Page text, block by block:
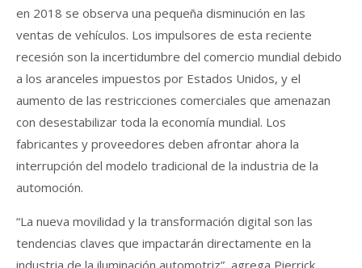
en 2018 se observa una pequeña disminución en las
ventas de vehículos. Los impulsores de esta reciente
recesión son la incertidumbre del comercio mundial debido
a los aranceles impuestos por Estados Unidos, y el
aumento de las restricciones comerciales que amenazan
con desestabilizar toda la economía mundial. Los
fabricantes y proveedores deben afrontar ahora la
interrupción del modelo tradicional de la industria de la
automoción.
“La nueva movilidad y la transformación digital son las
tendencias claves que impactarán directamente en la
industria de la iluminación automotriz”, agrega Pierrick